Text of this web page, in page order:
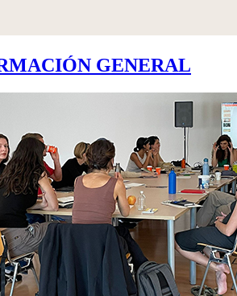
GENERAL